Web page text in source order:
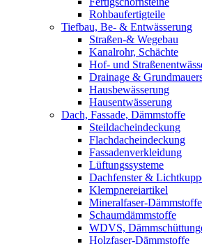
Rohbaufertigteile
Tiefbau, Be- & Entwässerung
Straßen-& Wegebau
Kanalrohr, Schächte
Hof- und
Drainage &
Hausbewässerung
Hausentwässerung
Dach, Fassade, Dämmstoffe
Steildacheindeckung
Flachdacheindeckung
Fassadenverkleidung
Lüftungssysteme
Dachfenster &
Klempnereiartikel
Mineralfaser-Dämmstoffe
Schaumdämmstoffe
WDVS,
Holzfaser-Dämmstoffe